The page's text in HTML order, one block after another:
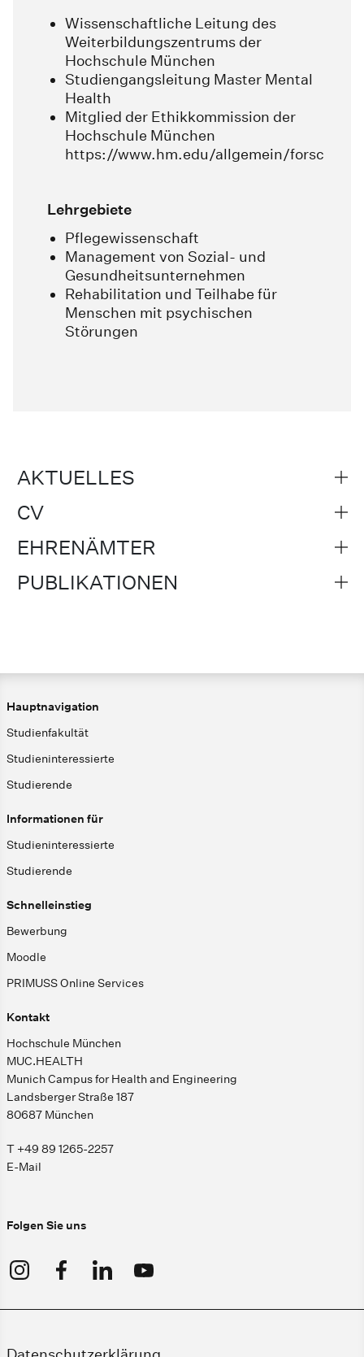
Wissenschaftliche Leitung des
Weiterbildungszentrums der
Hochschule München
Studiengangsleitung Master Mental
Health
Mitglied der Ethikkommission der
Hochschule München
https://www.hm.edu/allgemein/
Lehrgebiete
Pflegewissenschaft
Management von Sozial- und
Gesundheitsunternehmen
Rehabilitation und Teilhabe für
Menschen mit psychischen
Störungen
AKTUELLES
CV
EHRENÄMTER
PUBLIKATIONEN
Hauptnavigation
Studienfakultät
Studieninteressierte
Studierende
Informationen für
Studieninteressierte
Studierende
Schnelleinstieg
Bewerbung
Moodle
PRIMUSS Online Services
Kontakt
Hochschule München
MUC.HEALTH
Munich Campus for Health and Engineering
Landsberger Straße 187
80687 München
T +49 89 1265-2257
E-Mail
Folgen Sie uns